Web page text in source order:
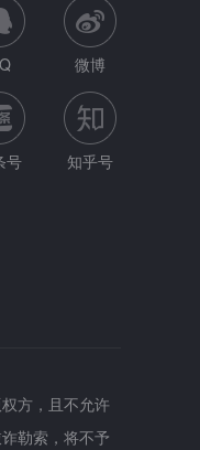
微博
号 知乎号
方，且不允许
勒索，将不予